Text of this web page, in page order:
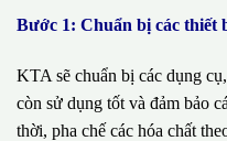
Bước 1: Chuẩn bị các thiết
KTA sẽ chuẩn bị các dụng
còn sử dụng tốt và đảm bảo
thời, pha chế các hóa chất